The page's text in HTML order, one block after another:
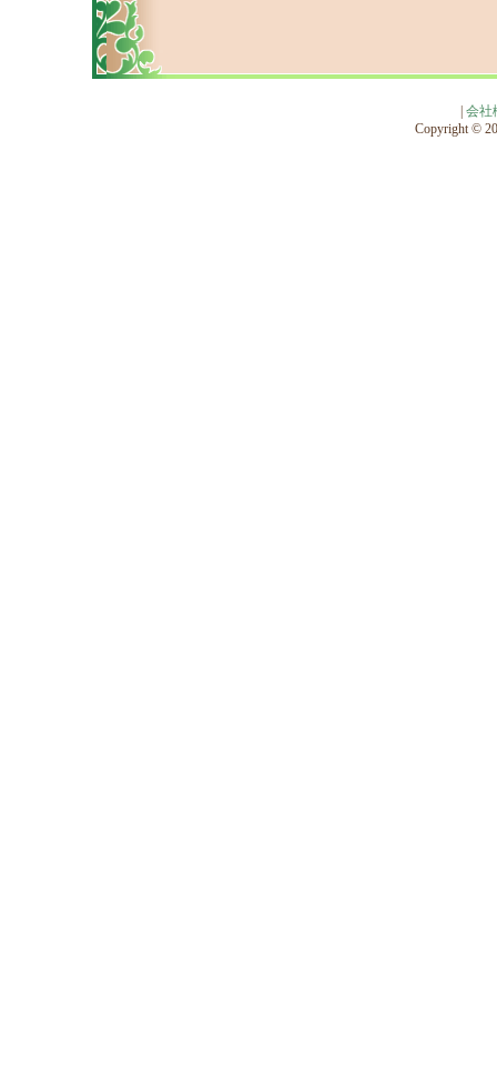
会社
Copyright ©